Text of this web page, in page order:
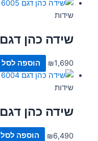
שידות
שידה כהן דגם 6005
₪1,690 הוספה לסל
שידות
שידה כהן דגם 6004
₪6,490 הוספה לסל